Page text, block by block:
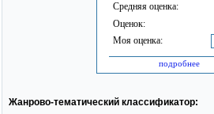
Средняя оценка:
Оценок:
Моя оценка:
подробнее
Жанрово-тематический классификатор: